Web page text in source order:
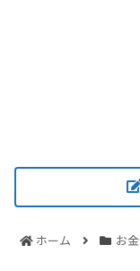
ホーム お金